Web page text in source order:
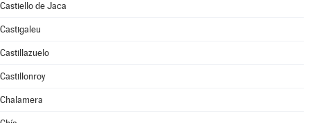
Castiello de Jaca
Castigaleu
Castillazuelo
Castillonroy
Chalamera